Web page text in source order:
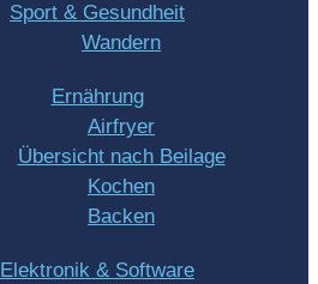
Sport & Gesundheit
Wandern
Ernährung
Airfryer
Übersicht nach Beilage
Kochen
Backen
Elektronik & Software